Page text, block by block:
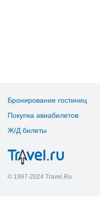
Бронирование гостиниц
Покупка авиабилетов
Ж/Д билеты
© 1997-2024 Travel.Ru